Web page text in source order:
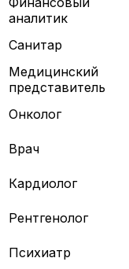
аналитик
Санитар
Медицинский
представитель
Онколог
Врач
Кардиолог
Рентгенолог
Психиатр